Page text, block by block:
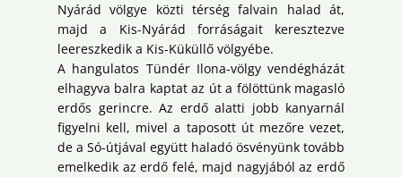
Nyárád völgye közti térség falvain halad át,
majd a Kis-Nyárád forráságait keresztezve
leereszkedik a Kis-Küküllő völgyébe.
A hangulatos Tündér Ilona-völgy vendégházát
elhagyva balra kaptat az út a fölöttünk magasló
erdős gerincre. Az erdő alatti jobb kanyarnál
figyelni kell, mivel a taposott út mezőre vezet,
de a Só-útjával együtt haladó ösvényünk tovább
emelkedik az erdő felé, majd nagyjából az erdő